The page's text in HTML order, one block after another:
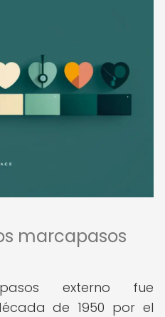
marcapasos
externo fue
de 1950 por el